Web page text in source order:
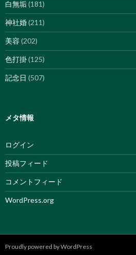
白無垢(181)
神社婚(211)
美容 (202)
色打掛(125)
記念日 (507)
メタ情報
ログイン
投稿フィード
コメントフィード
WordPress.org
Proudly powered by WordPress